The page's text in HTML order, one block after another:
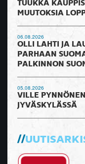
TUUKKA
MUUTOKSIA
06.08.2026
OLLI LAHTI JA
PARHAAN
PALKINNON
05.08.2026
VILLE
JYVÄSKYLÄSSÄ